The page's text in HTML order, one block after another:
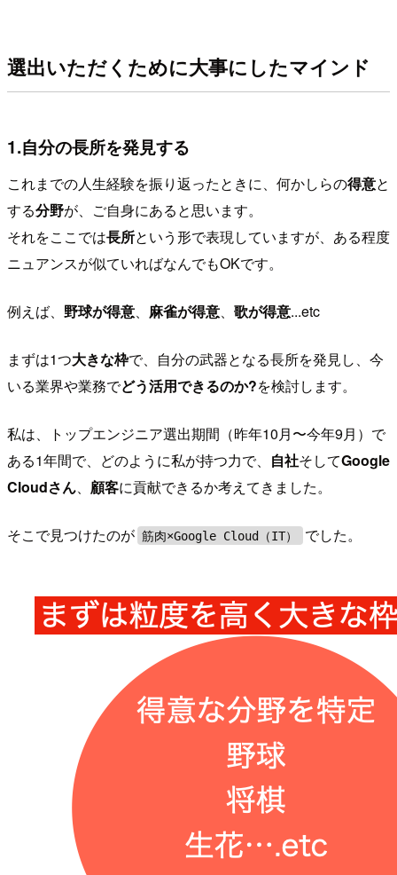
選出いただくために大事にしたマインド
1.自分の長所を発見する
これまでの人生経験を振り返ったときに、何かしらの得意と
する分野が、ご自身にあると思います。
それをここでは長所という形で表現していますが、ある程度
ニュアンスが似ていればなんでもOKです。
例えば、 野球が得意、 麻雀が得意、 歌が得意...etc
まずは1つ大きな枠で、自分の武器となる長所を発見し、今
いる業界や業務でどう活用できるのか?を検討します。
私は、トップエンジニア選出期間（昨年10月〜今年9月）で
ある1年間で、どのように私が持つ力で、 自社そしてGoogle
Cloudさん、 顧客に貢献できるか考えてきました。
そこで見つけたのが 筋肉×Google Cloud（IT） でした。